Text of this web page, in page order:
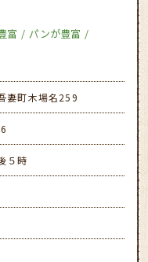
富
パンが豊富
妻町木場名259
５時